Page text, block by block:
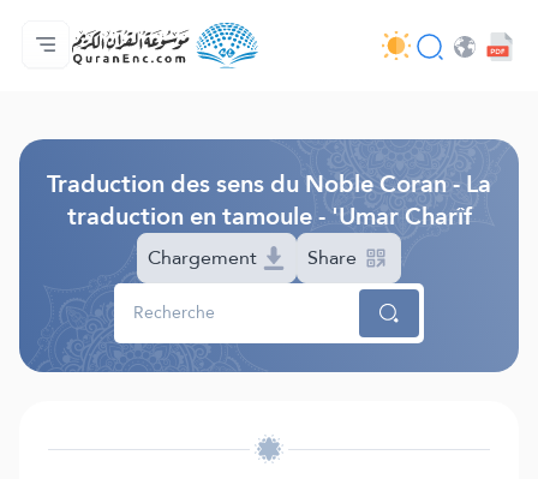
Accueil
Index des traductions
Audio
Services des développeurs du site - API
Autour du projet
Nous contacter
Langue
Traduction des sens du Noble Coran - La
traduction en tamoule - 'Umar Charîf
Chargement Share